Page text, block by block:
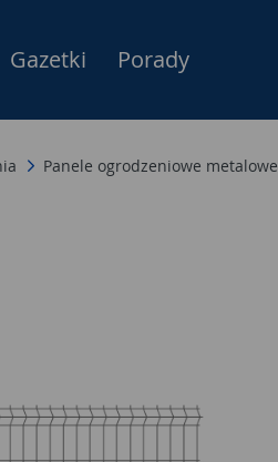
Gazetki Porady
Panele ogrodzeniowe metalowe